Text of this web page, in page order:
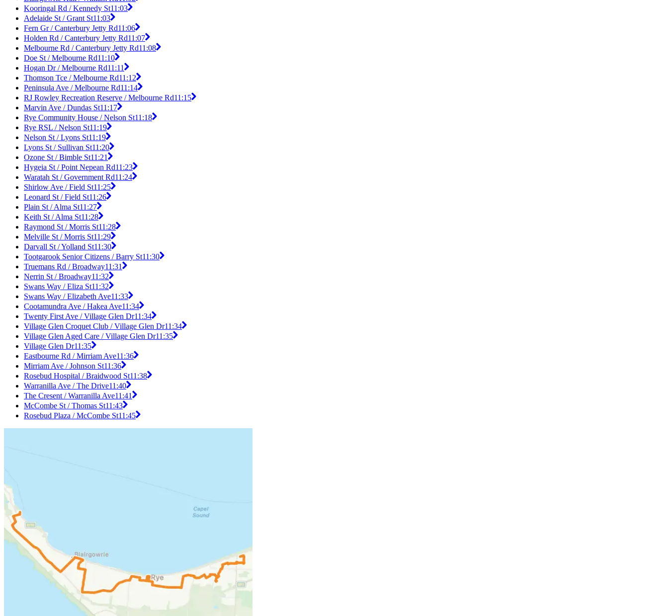
Kooringal Rd / Kennedy St11:03
Adelaide St / Grant St11:03
Fern Gr / Canterbury Jetty Rd11:06
Holden Rd / Canterbury Jetty Rd11:07
Melbourne Rd / Canterbury Jetty Rd11:08
Doe St / Melbourne Rd11:10
Hogan Dr / Melbourne Rd11:11
Thomson Tce / Melbourne Rd11:12
Peninsula Ave / Melbourne Rd11:14
RJ Rowley Recreation Reserve / Melbourne Rd11:15
Marvin Ave / Dundas St11:17
Rye Community House / Nelson St11:18
Rye RSL / Nelson St11:19
Nelson St / Lyons St11:19
Lyons St / Sullivan St11:20
Ozone St / Bimble St11:21
Hygeia St / Point Nepean Rd11:23
Waratah St / Government Rd11:24
Shirlow Ave / Field St11:25
Leonard St / Field St11:26
Plain St / Alma St11:27
Keith St / Alma St11:28
Raymond St / Morris St11:28
Melville St / Morris St11:29
Darvall St / Yolland St11:30
Tootgarook Senior Citizens / Barry St11:30
Truemans Rd / Broadway11:31
Nerrin St / Broadway11:32
Swans Way / Eliza St11:32
Swans Way / Elizabeth Ave11:33
Cootamundra Ave / Hakea Ave11:34
Twenty First Ave / Village Glen Dr11:34
Village Glen Croquet Club / Village Glen Dr11:34
Village Glen Aged Care / Village Glen Dr11:35
Village Glen Dr11:35
Eastbourne Rd / Mirriam Ave11:36
Mirriam Ave / Johnson St11:36
Rosebud Hospital / Braidwood St11:38
Warranilla Ave / The Drive11:40
The Cresent / Warranilla Ave11:41
McCombe St / Thomas St11:43
Rosebud Plaza / McCombe St11:45